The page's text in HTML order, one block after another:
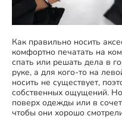
Как правильно носить
комфортно печатать на
спать или решать дела в
руке, а для кого-то на
носить не существует,
собственных ощущений.
поверх одежды или в
чтобы они хорошо